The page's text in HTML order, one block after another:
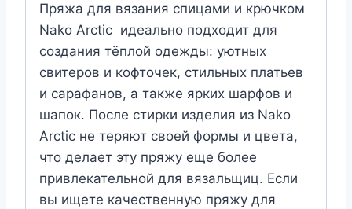
Пряжа для вязания спицами и крючком
Nako Arctic идеально подходит для
создания тёплой одежды: уютных
свитеров и кофточек, стильных платьев
и сарафанов, а также ярких шарфов и
шапок. После стирки изделия из Nako
Arctic не теряют своей формы и цвета,
что делает эту пряжу еще более
привлекательной для вязальщиц. Если
вы ищете качественную пряжу для